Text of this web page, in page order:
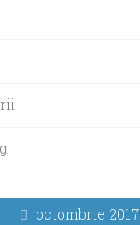
octombrie 2017